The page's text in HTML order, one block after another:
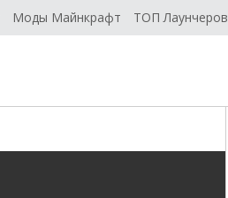
Моды Майнкрафт ТОП Лаунчеров